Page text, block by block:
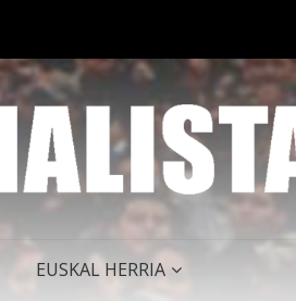
EUSKAL HERRIA